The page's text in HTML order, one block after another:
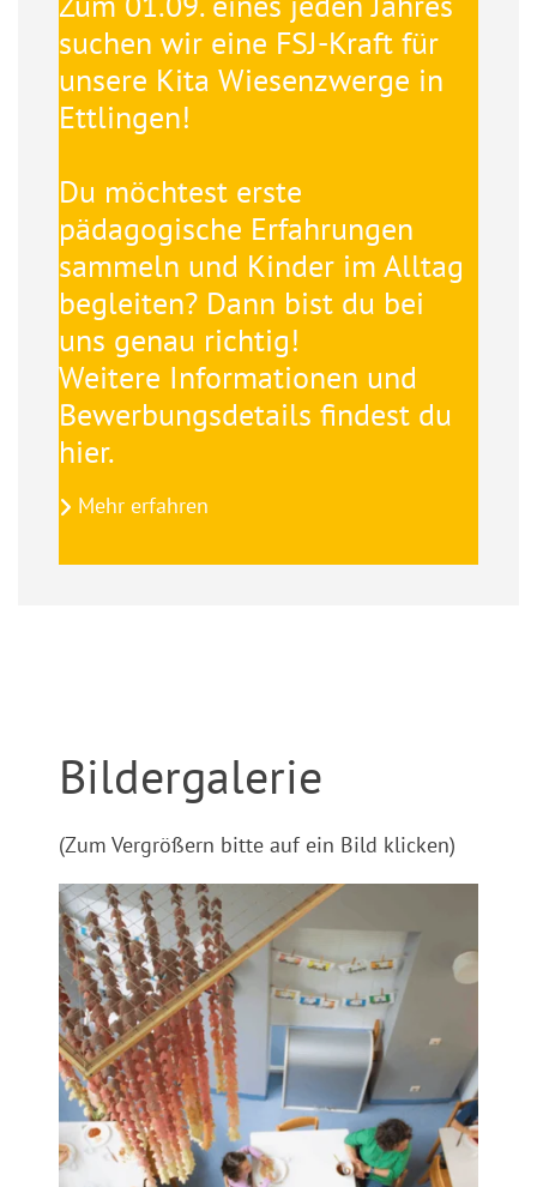
suchen wir eine FSJ-Kraft für
unsere Kita Wiesenzwerge in
Ettlingen!
Du möchtest erste
pädagogische Erfahrungen
sammeln und Kinder im Alltag
begleiten? Dann bist du bei
uns genau richtig!
Weitere Informationen und
Bewerbungsdetails findest du
hier.
Mehr erfahren
Bildergalerie
(Zum Vergrößern bitte auf ein Bild klicken)